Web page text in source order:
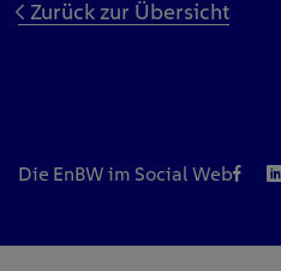
Zurück zur Übersicht
Die EnBW im Social Web